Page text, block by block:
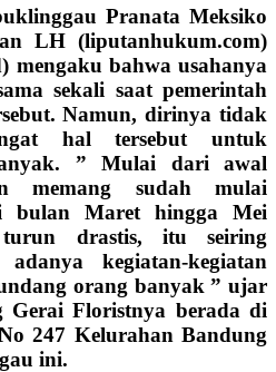
Pranata Meksiko
LH (liputanhukum.com)
mengaku bahwa usahanya
sekali saat pemerintah
Namun, dirinya tidak
hal tersebut untuk
” Mulai dari awal
memang sudah mulai
bulan Maret hingga Mei
turun drastis, itu seiring
kegiatan-kegiatan
orang banyak ” ujar
Gerai Floristnya berada di
247 Kelurahan Bandung
ini.